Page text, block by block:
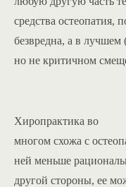
средства остеопатия,
безвредна, а в
но не критичном
Хиропрактика во
многом схожа с
ней меньше
другой стороны, ее